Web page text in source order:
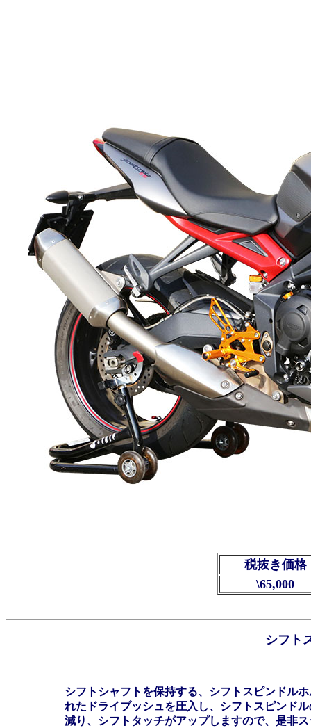
税抜き価格
\65,000
シフト
シフトシャフトを保持する、シフトスピンドル
れたドライブッシュを圧入し、シフトスピンド
減り、シフトタッチがアップしますので、是非